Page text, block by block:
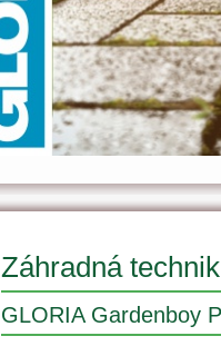
Záhradná
GLORIA Gardenboy